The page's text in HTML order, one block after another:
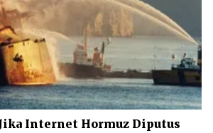
Internet Hormuz Diputus